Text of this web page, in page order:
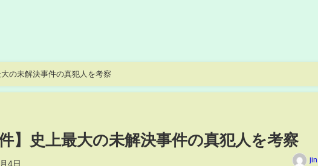
の未解決事件の真犯人を考察
】史上最大の未解決事件の真犯人を考察
4日